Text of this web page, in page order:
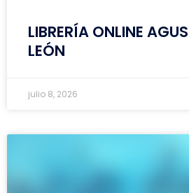
LIBRERÍA ONLINE
LEÓN
julio 8, 2026